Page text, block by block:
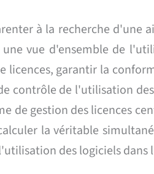
à la recherche d'une
vue d'ensemble de
licences, garantir la
contrôle de l'utilisation
de gestion des licences
la véritable
des logiciels